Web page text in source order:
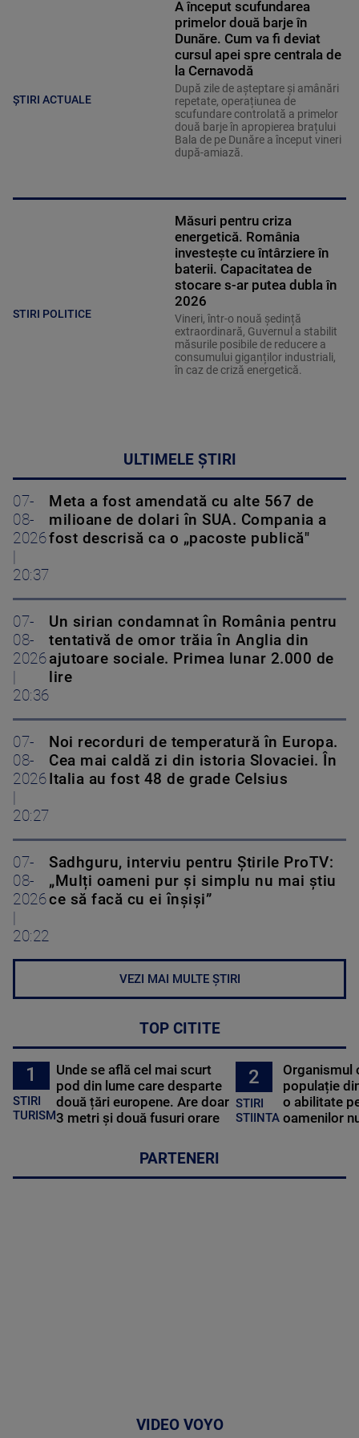
ȘTIRI ACTUALE
A început scufundarea
primelor două barje în
Dunăre. Cum va fi deviat
cursul apei spre centrala de
la Cernavodă
După zile de așteptare și amânări
repetate, operațiunea de
scufundare controlată a primelor
două barje în apropierea brațului
Bala de pe Dunăre a început vineri
după-amiază.
STIRI POLITICE
Măsuri pentru criza
energetică. România
investește cu întârziere în
baterii. Capacitatea de
stocare s-ar putea dubla în
2026
Vineri, într-o nouă ședință
extraordinară, Guvernul a stabilit
măsurile posibile de reducere a
consumului giganților industriali,
în caz de criză energetică.
ULTIMELE ȘTIRI
07-
08-
2026
20:37
Meta a fost amendată cu alte 567 de
milioane de dolari în SUA. Compania a
fost descrisă ca o „pacoste publică"
07-
08-
2026
20:36
Un sirian condamnat în România pentru
tentativă de omor trăia în Anglia din
ajutoare sociale. Primea lunar 2.000 de
lire
07-
08-
2026
20:27
Noi recorduri de temperatură în Europa.
Cea mai caldă zi din istoria Slovaciei. În
Italia au fost 48 de grade Celsius
07-
08-
2026
20:22
Sadhguru, interviu pentru Știrile ProTV:
„Mulți oameni pur și simplu nu mai știu
ce să facă cu ei înșiși”
VEZI MAI MULTE ȘTIRI
TOP CITITE
1
STIRI
TURISM
Unde se află cel mai scurt
pod din lume care desparte
două țări europene. Are doar
3 metri și două fusuri orare
2
STIRI
STIINTA
Organismul
populație
o abilitate
oamenilor
PARTENERI
VIDEO VOYO